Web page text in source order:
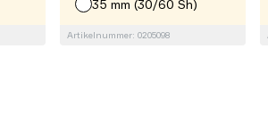
35 mm (30/60 Sh)
Artikelnummer: 0205098